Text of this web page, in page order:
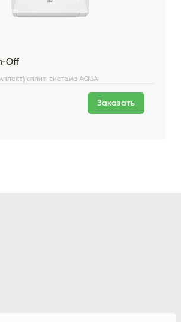
Off
сплит-система AQUA
Заказать